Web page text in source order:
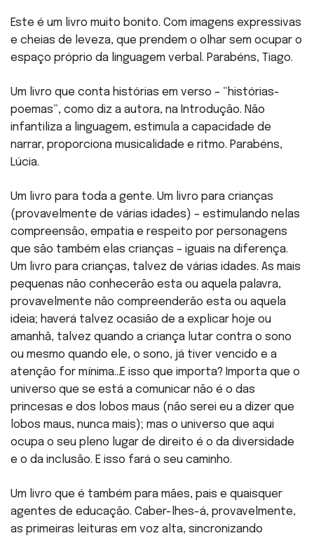
Este é um livro muito bonito. Com imagens expressivas
e cheias de leveza, que prendem o olhar sem ocupar o
espaço próprio da linguagem verbal. Parabéns, Tiago.
Um livro que conta histórias em verso – “histórias-
poemas”, como diz a autora, na Introdução. Não
infantiliza a linguagem, estimula a capacidade de
narrar, proporciona musicalidade e ritmo. Parabéns,
Lúcia.
Um livro para toda a gente. Um livro para crianças
(provavelmente de várias idades) – estimulando nelas
compreensão, empatia e respeito por personagens
que são também elas crianças – iguais na diferença.
Um livro para crianças, talvez de várias idades. As mais
pequenas não conhecerão esta ou aquela palavra,
provavelmente não compreenderão esta ou aquela
ideia; haverá talvez ocasião de a explicar hoje ou
amanhã, talvez quando a criança lutar contra o sono
ou mesmo quando ele, o sono, já tiver vencido e a
atenção for mínima…E isso que importa? Importa que o
universo que se está a comunicar não é o das
princesas e dos lobos maus (não serei eu a dizer que
lobos maus, nunca mais); mas o universo que aqui
ocupa o seu pleno lugar de direito é o da diversidade
e o da inclusão. E isso fará o seu caminho.
Um livro que é também para mães, pais e quaisquer
agentes de educação. Caber-lhes-á, provavelmente,
as primeiras leituras em voz alta, sincronizando